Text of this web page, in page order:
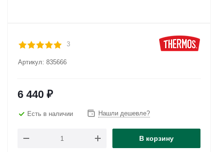
3
Артикул: 835666
6 440 ₽
Есть в наличии Нашли дешевле?
В корзину